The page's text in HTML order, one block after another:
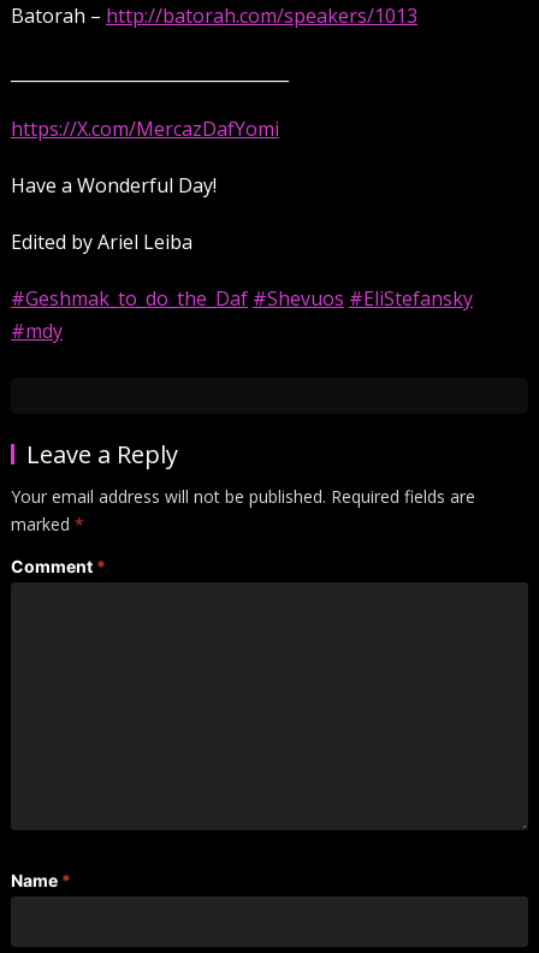
Batorah – http://batorah.com/speakers/1013
https://X.com/MercazDafYomi
Have a Wonderful Day!
Edited by Ariel Leiba
#Geshmak_to_do_the_Daf #Shevuos #EliStefansky
#mdy
Leave a Reply
Your email address will not be published. Required fields are
marked *
Comment *
Name *